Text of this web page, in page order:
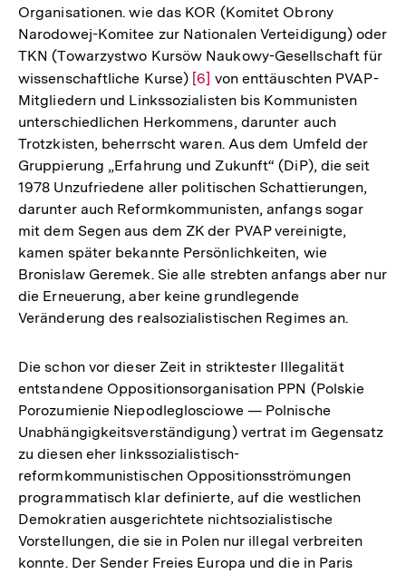
Organisationen. wie das KOR (Komitet Obrony
Narodowej-Komitee zur Nationalen Verteidigung) oder
TKN (Towarzystwo Kursöw Naukowy-Gesellschaft für
wissenschaftliche Kurse) Zur
Auflösung
der
Fußnote
[6] von enttäuschten PVAP-
Mitgliedern und Linkssozialisten bis Kommunisten
unterschiedlichen Herkommens, darunter auch
Trotzkisten, beherrscht waren. Aus dem Umfeld der
Gruppierung „Erfahrung und Zukunft“ (DiP), die seit
1978 Unzufriedene aller politischen Schattierungen,
darunter auch Reformkommunisten, anfangs sogar
mit dem Segen aus dem ZK der PVAP vereinigte,
kamen später bekannte Persönlichkeiten, wie
Bronislaw Geremek. Sie alle strebten anfangs aber nur
die Erneuerung, aber keine grundlegende
Veränderung des realsozialistischen Regimes an.
Die schon vor dieser Zeit in striktester Illegalität
entstandene Oppositionsorganisation PPN (Polskie
Porozumienie Niepodleglosciowe — Polnische
Unabhängigkeitsverständigung) vertrat im Gegensatz
zu diesen eher linkssozialistisch-
reformkommunistischen Oppositionsströmungen
programmatisch klar definierte, auf die westlichen
Demokratien ausgerichtete nichtsozialistische
Vorstellungen, die sie in Polen nur illegal verbreiten
konnte. Der Sender Freies Europa und die in Paris